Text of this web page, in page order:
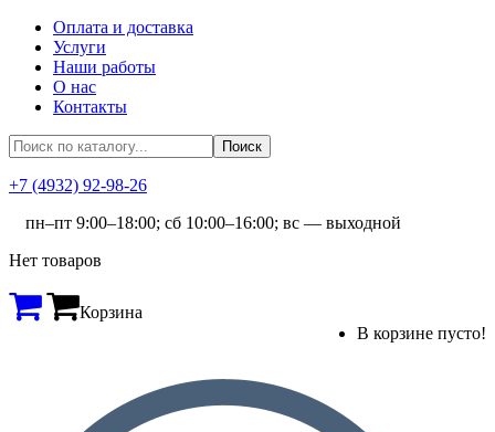
Оплата и доставка
Услуги
Наши работы
О нас
Контакты
+7 (4932) 92-98-26
пн–пт 9:00–18:00; сб 10:00–16:00; вс — выходной
Нет товаров
Корзина
В корзине пусто!